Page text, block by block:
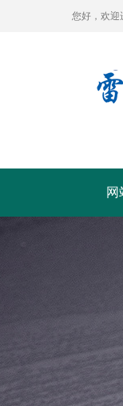
您好，欢迎
网